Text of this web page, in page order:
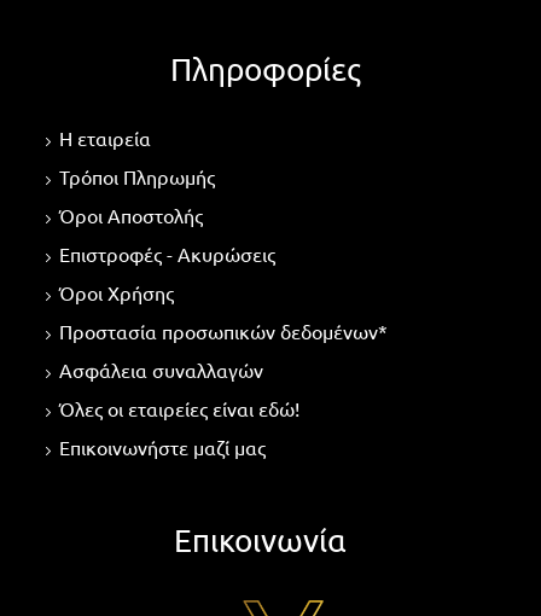
Πληροφορίες
Η εταιρεία
Τρόποι Πληρωμής
Όροι Αποστολής
Επιστροφές - Ακυρώσεις
Όροι Χρήσης
Προστασία προσωπικών δεδομένων*
Ασφάλεια συναλλαγών
Όλες οι εταιρείες είναι εδώ!
Επικοινωνήστε μαζί μας
Επικοινωνία